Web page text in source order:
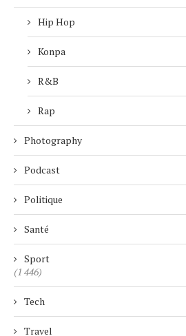
Hip Hop
Konpa
R&B
Rap
Photography
Podcast
Politique
Santé
Sport
(1 446)
Tech
Travel